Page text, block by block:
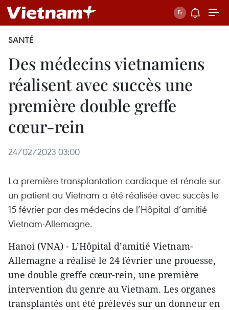
SANTÉ
Des médecins vietnamiens
réalisent avec succès une
première double greffe
cœur-rein
24/02/2023 03:00
La première transplantation cardiaque et rénale sur
un patient au Vietnam a été réalisée avec succès le
15 février par des médecins de l’Hôpital d’amitié
Vietnam-Allemagne.
Hanoi (VNA) - L’Hôpital d’amitié Vietnam-
Allemagne a réalisé le 24 février une prouesse,
une double greffe cœur-rein, une première
intervention du genre au Vietnam. Les organes
transplantés ont été prélevés sur un donneur en